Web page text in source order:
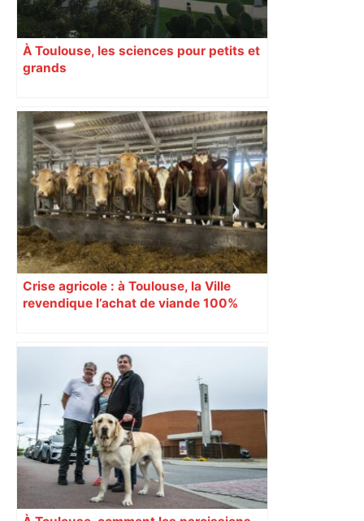
À Toulouse, les sciences pour petits et
grands
Crise agricole : à Toulouse, la Ville
revendique l’achat de viande 100%